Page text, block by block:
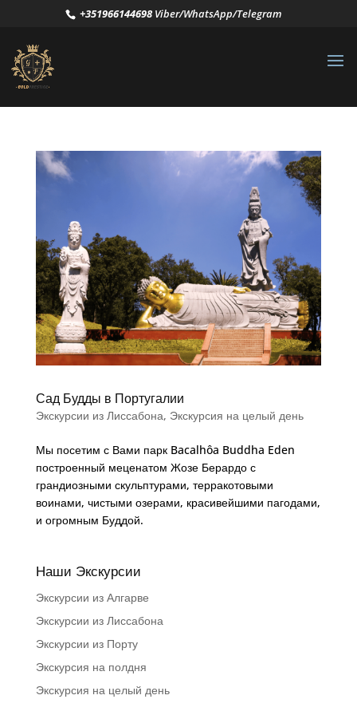
+351966144698Viber/WhatsApp/Telegram
Сад Будды в Португалии
Экскурсии из Лиссабона, Экскурсия на целый день
Мы посетим с Вами парк Bacalhôa Buddha Eden
построенный меценатом Жозе Берардо с
грандиозными скульптурами, терракотовыми
воинами, чистыми озерами, красивейшими пагодами,
и огромным Буддой.
Наши Экскурсии
Экскурсии из Алгарве
Экскурсии из Лиссабона
Экскурсии из Порту
Экскурсия на полдня
Экскурсия на целый день